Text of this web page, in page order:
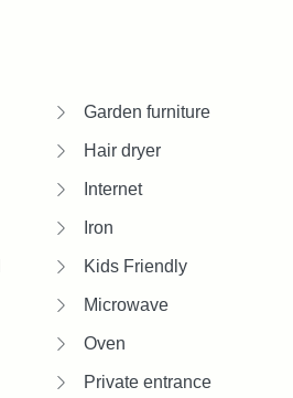
Garden furniture
Hair dryer
Internet
Iron
Kids Friendly
Microwave
Oven
Private entrance